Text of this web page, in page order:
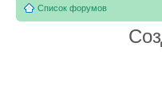
Список форумов